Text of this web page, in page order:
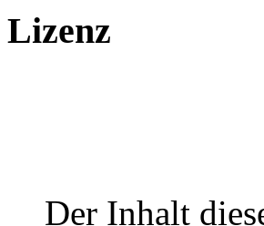
Lizenz
Der Inhalt